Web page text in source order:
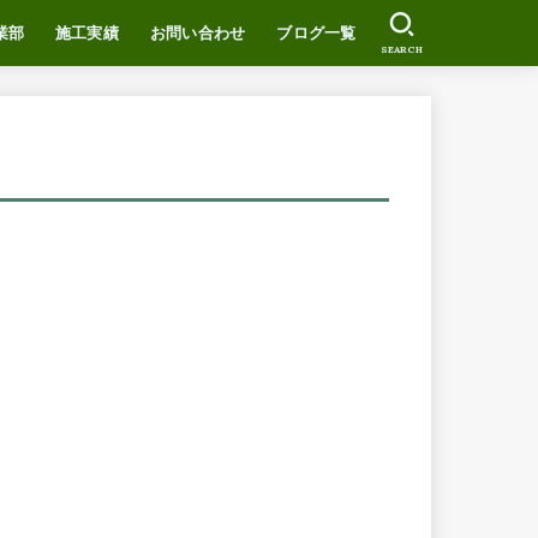
部 施工実績 お問い合わせ ブログ一覧
SEARCH